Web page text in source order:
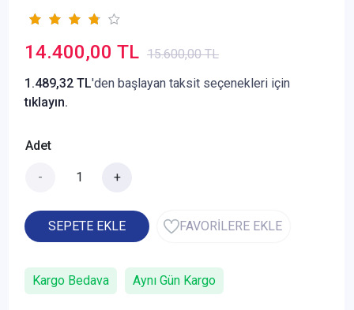
14.400,00 TL 15.600,00 TL
1.489,32 TL'den başlayan taksit seçenekleri için
tıklayın.
Adet
- +
SEPETE EKLE FAVORİLERE EKLE
Kargo Bedava Aynı Gün Kargo